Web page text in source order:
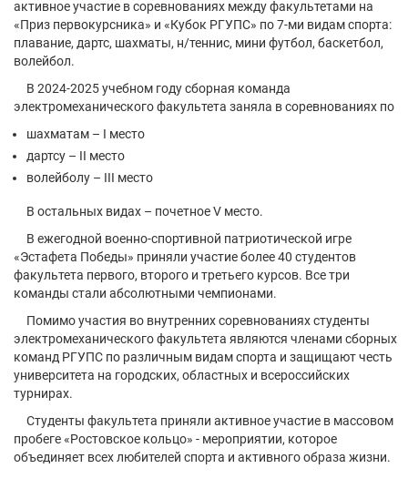
активное участие в соревнованиях между факультетами на
«Приз первокурсника» и «Кубок РГУПС» по 7-ми видам спорта:
плавание, дартс, шахматы, н/теннис, мини футбол, баскетбол,
волейбол.
В 2024-2025 учебном году сборная команда
электромеханического факультета заняла в соревнованиях по
шахматам – I место
дартсу – II место
волейболу – III место
В остальных видах – почетное V место.
В ежегодной военно-спортивной патриотической игре
«Эстафета Победы» приняли участие более 40 студентов
факультета первого, второго и третьего курсов. Все три
команды стали абсолютными чемпионами.
Помимо участия во внутренних соревнованиях студенты
электромеханического факультета являются членами сборных
команд РГУПС по различным видам спорта и защищают честь
университета на городских, областных и всероссийских
турнирах.
Студенты факультета приняли активное участие в массовом
пробеге «Ростовское кольцо» - мероприятии, которое
объединяет всех любителей спорта и активного образа жизни.